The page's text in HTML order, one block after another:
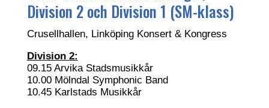
Division 2 och Division 1 (SM-klass)
Crusellhallen, Linköping Konsert & Kongress
Division 2:
09.15 Arvika Stadsmusikkår
10.00 Mölndal Symphonic Band
10.45 Karlstads Musikkår